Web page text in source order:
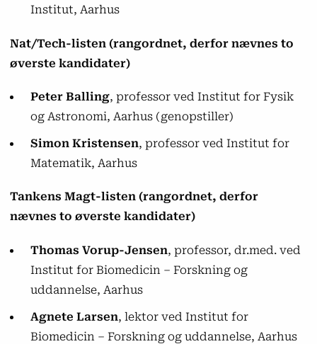
Institut, Aarhus
Nat/Tech-listen (rangordnet, derfor nævnes to
øverste kandidater)
Peter Balling, professor ved Institut for Fysik
og Astronomi, Aarhus (genopstiller)
Simon Kristensen, professor ved Institut for
Matematik, Aarhus
Tankens Magt-listen (rangordnet, derfor
nævnes to øverste kandidater)
Thomas Vorup-Jensen, professor, dr.med. ved
Institut for Biomedicin – Forskning og
uddannelse, Aarhus
Agnete Larsen, lektor ved Institut for
Biomedicin – Forskning og uddannelse, Aarhus